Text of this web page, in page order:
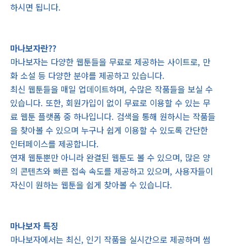
하시면 됩니다.
마나보자란??
마나보자는 다양한 웹툰들을 무료로 제공하는 사이트로, 만
화 소설 등 다양한 분야를 제공하고 있습니다.
최신 웹툰들을 매일 업데이트하며, 수많은 작품들을 보실 수
있습니다. 또한, 회원가입이 없이 무료로 이용할 수 있는 무
료 웹툰 플랫폼 중 하나입니다. 검색을 통해 원하시는 작품들
을 찾아볼 수 있으며 누구나 쉽게 이용할 수 있도록 간단한
인터페이스를 제공합니다.
연재 웹툰뿐만 아니라 완결된 웹툰도 볼 수 있으며, 많은 양
의 콘텐츠와 빠른 접속 속도를 제공하고 있으며, 사용자들이
자신이 원하는 웹툰을 쉽게 찾아볼 수 있습니다.
마나보자 특징
마나보자에서는 최신, 인기 작품을 실시간으로 제공하며 썸